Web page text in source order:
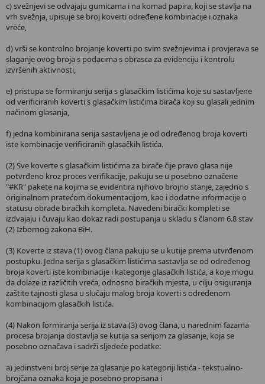
c) svežnjevi se odvajaju gumicama i na komad papira, koji se stavlja na
vrh svežnja, upisuje se broj koverti određene kombinacije i oznaka
vreće,
d) vrši se kontrolno brojanje koverti po svim svežnjevima i provjerava se
slaganje ovog broja s podacima s obrasca za evidenciju i kontrolu
izvršenih aktivnosti,
e) pristupa se formiranju serija s glasačkim listićima koje su sastavljene
od verificiranih koverti s glasačkim listićima birača koji su glasali jednim
načinom glasanja,
f) jedna kombinirana serija sastavljena je od određenog broja koverti
iste kombinacije verificiranih glasačkih listića.
(2) Sve koverte s glasačkim listićima za birače čije pravo glasa nije
potvrđeno kroz proces verifikacije, pakuju se u posebno označene
"#KR" pakete na kojima se evidentira njihovo brojno stanje, zajedno s
originalnom pratećom dokumentacijom, kao i dodatne informacije o
statusu obrade biračkih kompleta. Navedeni birački kompleti se
izdvajaju i čuvaju kao dokaz radi postupanja u skladu s članom 6.8 stav
(2) Izbornog zakona BiH.
(3) Koverte iz stava (1) ovog člana pakuju se u kutije prema utvrđenom
postupku. Jedna serija s glasačkim listićima sastavlja se od određenog
broja koverti iste kombinacije i kategorije glasačkih listića, a koje mogu
da dolaze iz različitih vreća, odnosno biračkih mjesta, u cilju osiguranja
zaštite tajnosti glasa u slučaju malog broja koverti s određenom
kombinacijom glasačkih listića.
(4) Nakon formiranja serija iz stava (3) ovog člana, u narednim fazama
procesa brojanja dostavlja se kutija sa serijom za glasanje, koja se
posebno označava i sadrži sljedeće podatke:
a) jedinstveni broj serije za glasanje po kategoriji listića - tekstualno-
brojčana oznaka koja je posebno propisana i